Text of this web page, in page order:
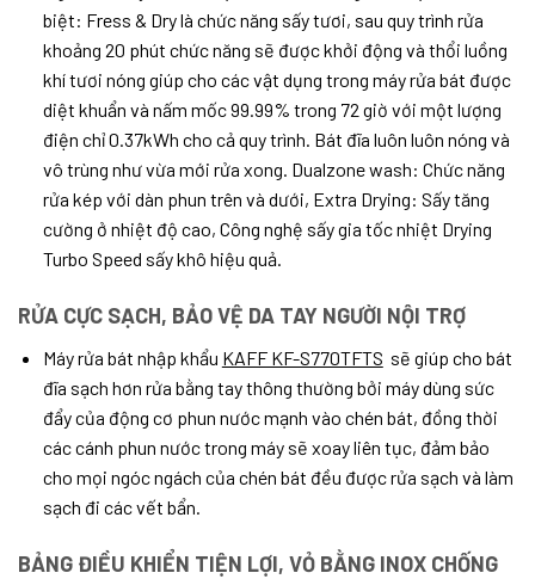
biệt: Fress & Dry là chức năng sấy tươi, sau quy trình rửa
khoảng 20 phút chức năng sẽ được khởi động và thổi luồng
khí tươi nóng giúp cho các vật dụng trong máy rửa bát được
diệt khuẩn và nấm mốc 99.99% trong 72 giờ với một lượng
điện chỉ 0.37kWh cho cả quy trình. Bát đĩa luôn luôn nóng và
vô trùng như vừa mới rửa xong. Dualzone wash: Chức năng
rửa kép với dàn phun trên và dưới, Extra Drying: Sấy tăng
cường ở nhiệt độ cao, Công nghệ sấy gia tốc nhiệt Drying
Turbo Speed sấy khô hiệu quả.
RỬA CỰC SẠCH, BẢO VỆ DA TAY NGƯỜI NỘI TRỢ
Máy rửa bát nhập khẩu KAFF KF-S770TFTS sẽ giúp cho bát
đĩa sạch hơn rửa bằng tay thông thường bởi máy dùng sức
đẩy của động cơ phun nước mạnh vào chén bát, đồng thời
các cánh phun nước trong máy sẽ xoay liên tục, đảm bảo
cho mọi ngóc ngách của chén bát đều được rửa sạch và làm
sạch đi các vết bẩn.
BẢNG ĐIỀU KHIỂN TIỆN LỢI, VỎ BẰNG INOX CHỐNG